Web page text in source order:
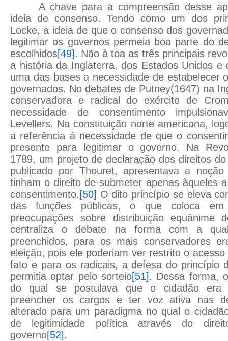
A chave para a compreensão desse
ideia de consenso. Tendo como um dos
Locke, a ideia de que o consenso dos
legitimar os governos permeia boa parte do
escolhidos[49]. Não à toa as três principais
a história da Inglaterra, dos Estados Unidos e
uma das bases a necessidade de estabelecer
governados. No debates de Putney(1647) na
conservadora e radical do exército de
necessidade de consentimento
Levellers. Na constituição norte americana,
a referência à necessidade de que o
presente para legitimar o governo. Na
1789, um projeto de declaração dos direitos
publicado por Thouret, apresentava a
tinham o direito de submeter apenas àqueles
consentimento.[50] O dito princípio se eleva
das funções públicas, o que coloca
preocupações sobre distribuição equânime
centraliza o debate na forma com a
preenchidos, para os mais conservadores
eleição, pois ele poderiam ver restrito o
fato e para os radicais, a defesa do princípio
permitia optar pelo sorteio[51]. Dessa forma,
do qual se postulava que o cidadão era
preencher os cargos e ter voz ativa nas
alterado para um paradigma no qual o
de legitimidade política através do
governo[52].